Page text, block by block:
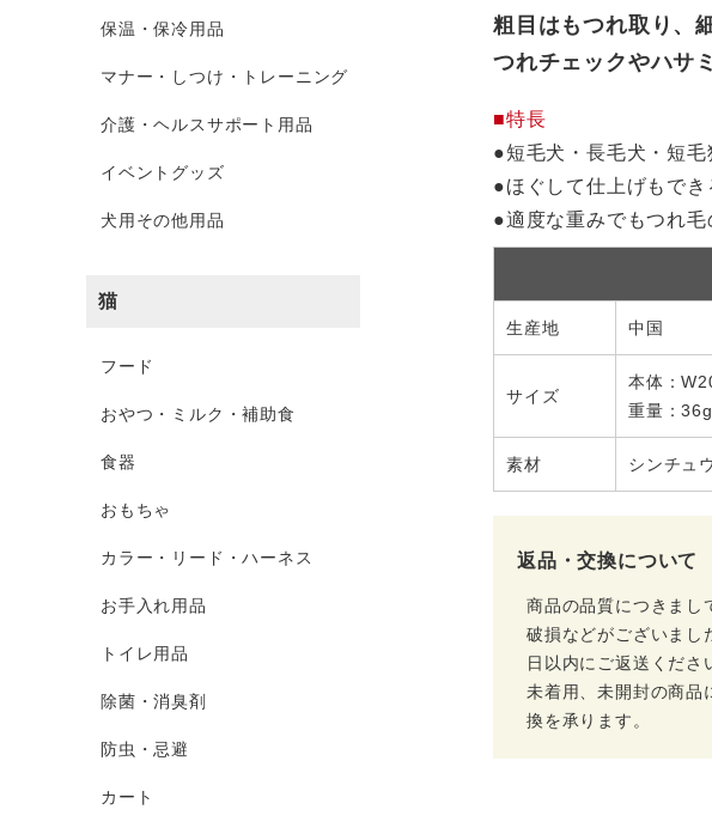
保温・保冷用品
マナー・しつけ・トレーニング
介護・ヘルスサポート用品
イベントグッズ
犬用その他用品
猫
フード
おやつ・ミルク・補助食
食器
おもちゃ
カラー・リード・ハーネス
お手入れ用品
トイレ用品
除菌・消臭剤
防虫・忌避
カート
粗目はもつれ取り、
つれチェックやハサ
■特長
●短毛犬・長毛犬・短毛
●ほぐして仕上げもでき
●適度な重みでもつれ毛
生産地 中国
サイズ
本体：
重量：36g
素材 シンチュ
返品・交換について
商品の品質につきまし
破損などがございまし
日以内にご返送くださ
未着用、未開封の商品
換を承ります。